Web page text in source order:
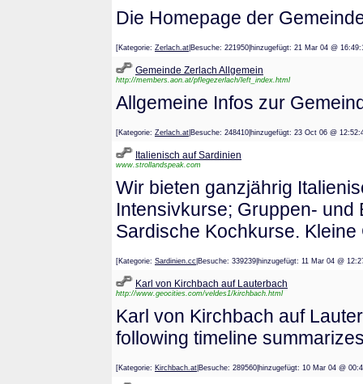
Die Homepage der
[Kategorie: Zerlach.at |Besuche: 221950|hinzugefügt: 21 Mar 04 @
Gemeinde Zerlach Allgemein
http://members.aon.at/pflegezerlach/left_index.html
Allgemeine Infos zur
[Kategorie: Zerlach.at |Besuche: 248410|hinzugefügt: 23 Oct 06 @
Italienisch auf Sardinien
www.strollandspeak.com
Wir bieten ganzjährig
Intensivkurse; Gruppen-
Sardische Kochkurse.
[Kategorie: Sardinien.cc |Besuche: 339239|hinzugefügt: 11 Mar 04
Karl von Kirchbach auf Lauterbach
http://www.geocities.com/veldes1/kirchbach.html
Karl von Kirchbach auf
following timeline
[Kategorie: Kirchbach.at |Besuche: 289560|hinzugefügt: 10 Mar 04